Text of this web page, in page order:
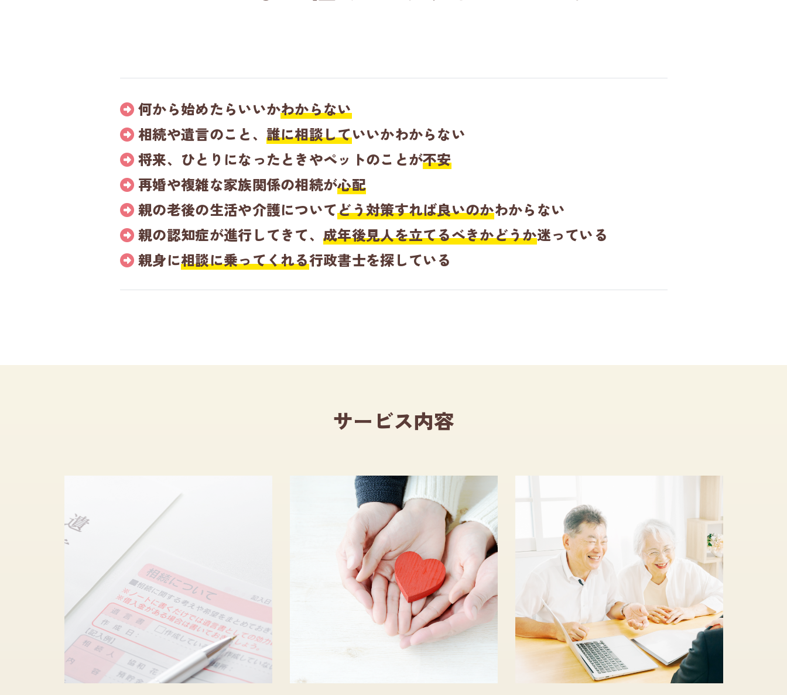
何から始めたらいいかわからない
相続や遺言のこと、 誰に相談していいかわからない
将来、ひとりになったときやペットのことが不安
再婚や複雑な家族関係の相続が心配
親の老後の生活や介護についてどう対策すれば良いのかわからない
親の認知症が進行してきて、成年後見人を立てるべきかどうか迷っている
親身に相談に乗ってくれる行政書士を探している
サービス内容